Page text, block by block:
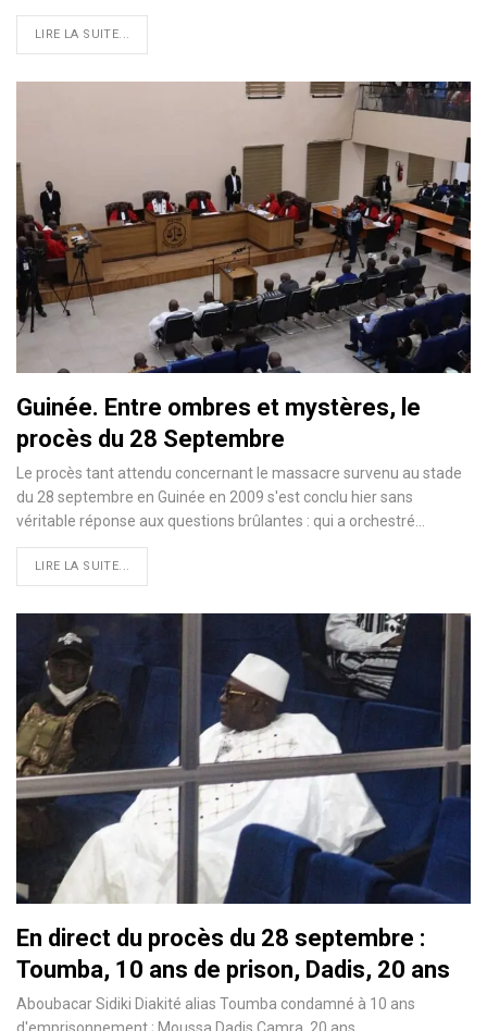
LIRE LA SUITE...
Guinée. Entre ombres et mystères, le
procès du 28 Septembre
Le procès tant attendu concernant le massacre survenu au stade
du 28 septembre en Guinée en 2009 s'est conclu hier sans
véritable réponse aux questions brûlantes : qui a orchestré…
LIRE LA SUITE...
En direct du procès du 28 septembre :
Toumba, 10 ans de prison, Dadis, 20 ans
Aboubacar Sidiki Diakité alias Toumba condamné à 10 ans